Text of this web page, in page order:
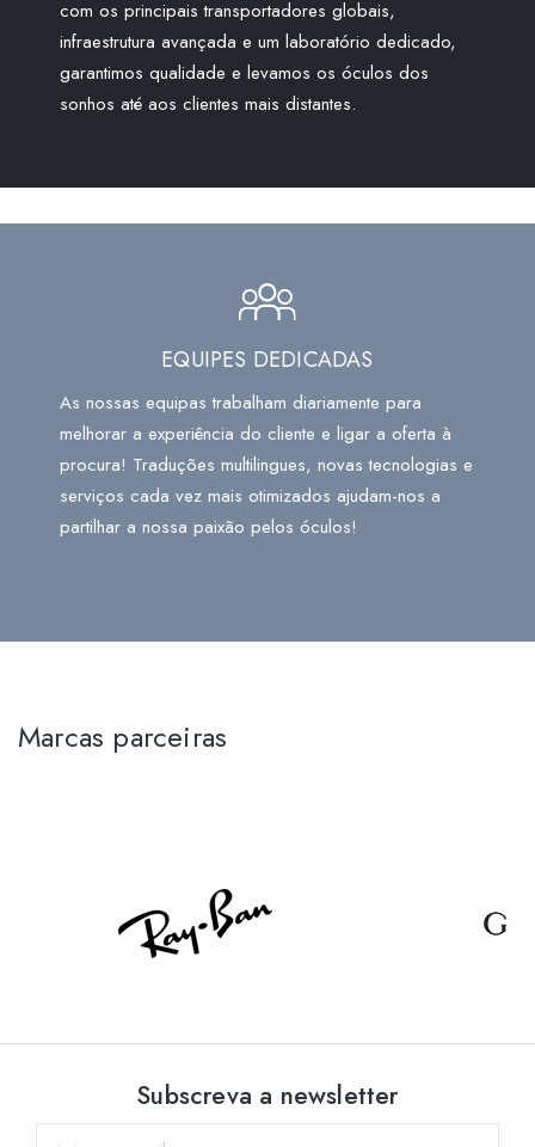
com os principais transportadores globais,
infraestrutura avançada e um laboratório dedicado,
garantimos qualidade e levamos os óculos dos
sonhos até aos clientes mais distantes.
EQUIPES DEDICADAS
As nossas equipas trabalham diariamente para
melhorar a experiência do cliente e ligar a oferta à
procura! Traduções multilingues, novas tecnologias e
serviços cada vez mais otimizados ajudam-nos a
partilhar a nossa paixão pelos óculos!
Marcas parceiras
Subscreva a newsletter